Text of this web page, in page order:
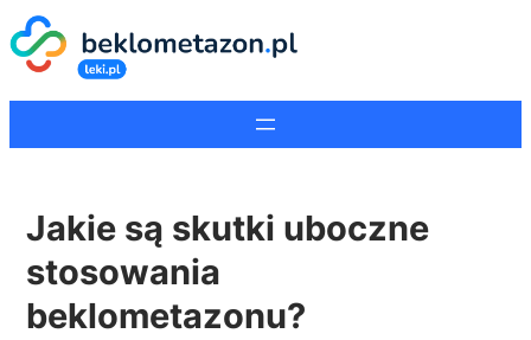
Jakie są skutki uboczne
stosowania
beklometazonu?